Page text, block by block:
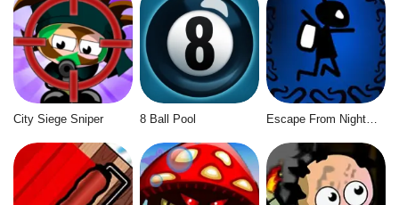
City Siege Sniper 8 Ball Pool Escape From Nightmare